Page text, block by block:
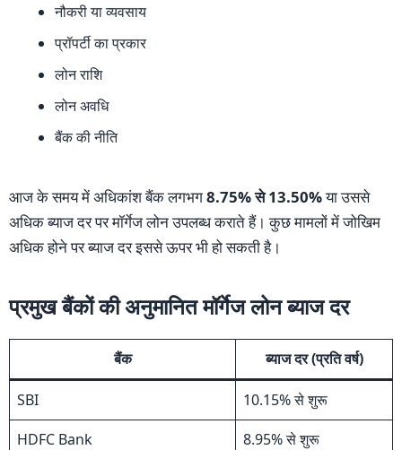
नौकरी या व्यवसाय
प्रॉपर्टी का प्रकार
लोन राशि
लोन अवधि
बैंक की नीति
आज के समय में अधिकांश बैंक लगभग8.75% से 13.50%या उससे
अधिक ब्याज दर पर मॉर्गेज लोन उपलब्ध कराते हैं। कुछ मामलों में जोखिम
अधिक होने पर ब्याज दर इससे ऊपर भी हो सकती है।
प्रमुख बैंकों की अनुमानित मॉर्गेज लोन ब्याज दर
बैंक ब्याज दर (प्रति वर्ष)
SBI
10.15% से शुरू
HDFC Bank
8.95% से शुरू